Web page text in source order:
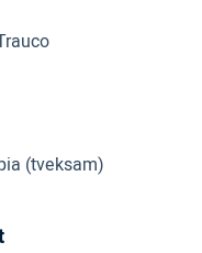
(tveksam)